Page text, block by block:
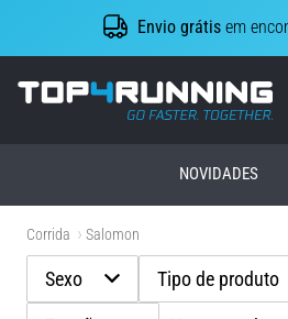
Envio grátis em
NOVIDADES
Corrida Salomon
Sexo Tipo de produto